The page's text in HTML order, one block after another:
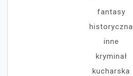
fantasy
historyczna
inne
kryminał
kucharska